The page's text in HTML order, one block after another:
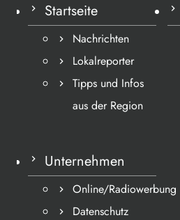
Startseite
Nachrichten
Lokalreporter
Tipps und Infos
aus der Region
Unternehmen
Online/Radiowerbung
Datenschutz